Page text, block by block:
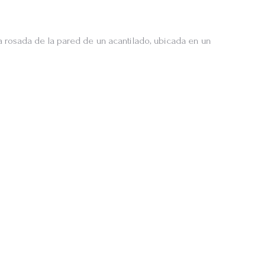
de la pared de un acantilado, ubicada en un